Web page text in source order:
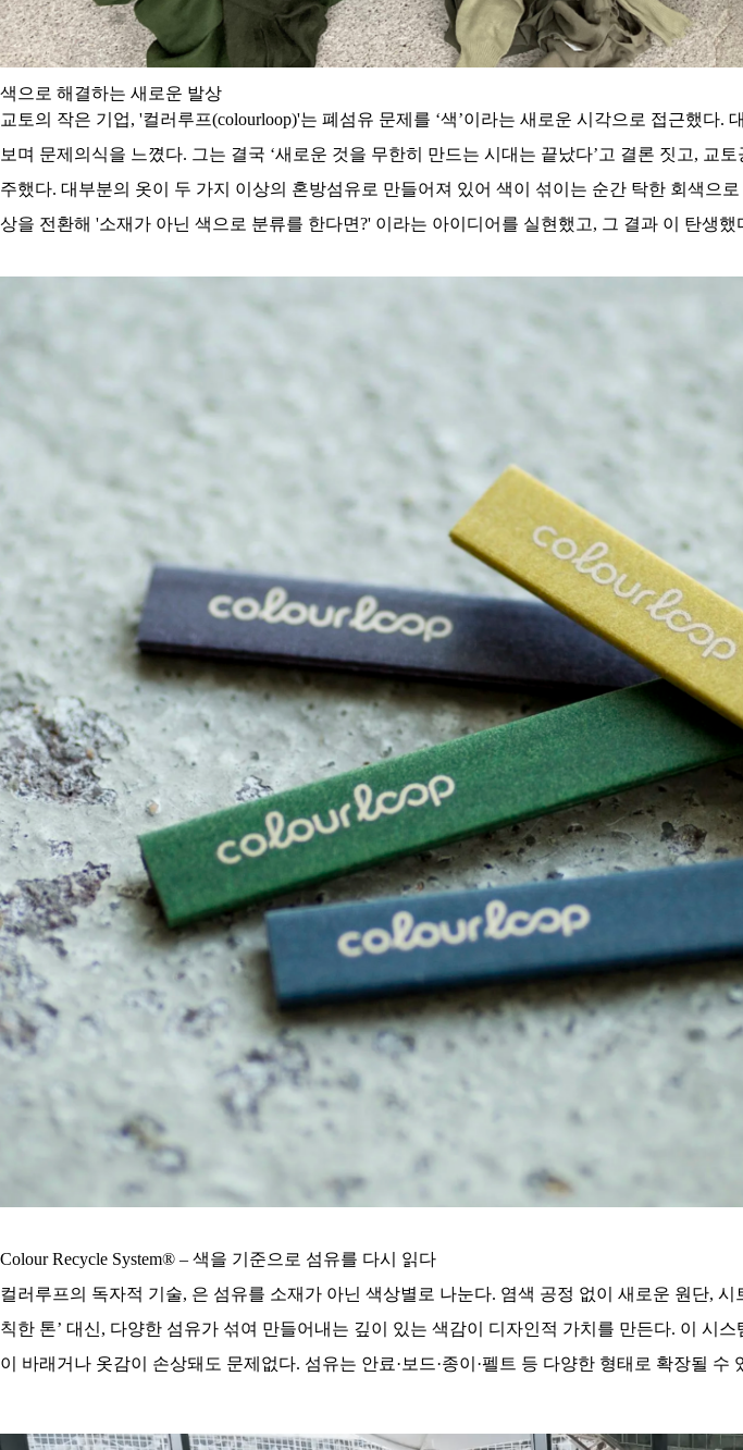
색으로 해결하는 새로운 발상
교토의 작은 기업, '컬러루프(colourloop)'는 폐섬유 문제를 ‘색’이라는 새로운 시각으로 접근했
보며 문제의식을 느꼈다. 그는 결국 ‘새로운 것을 무한히 만드는 시대는 끝났다’고 결론 짓고,
주했다. 대부분의 옷이 두 가지 이상의 혼방섬유로 만들어져 있어 색이 섞이는 순간 탁한 회색
상을 전환해 '소재가 아닌 색으로 분류를 한다면?' 이라는 아이디어를 실현했고, 그 결과 이 탄생했
Colour Recycle System® – 색을 기준으로 섬유를 다시 읽다
컬러루프의 독자적 기술, 은 섬유를 소재가 아닌 색상별로 나눈다. 염색 공정 없이 새로운 원단, 시
칙한 톤’ 대신, 다양한 섬유가 섞여 만들어내는 깊이 있는 색감이 디자인적 가치를 만든다. 이 시스
이 바래거나 옷감이 손상돼도 문제없다. 섬유는 안료·보드·종이·펠트 등 다양한 형태로 확장될